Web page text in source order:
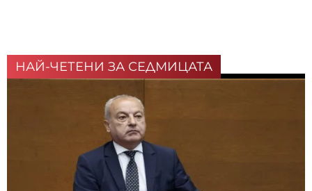
НАЙ-ЧЕТЕНИ ЗА СЕДМИЦАТА